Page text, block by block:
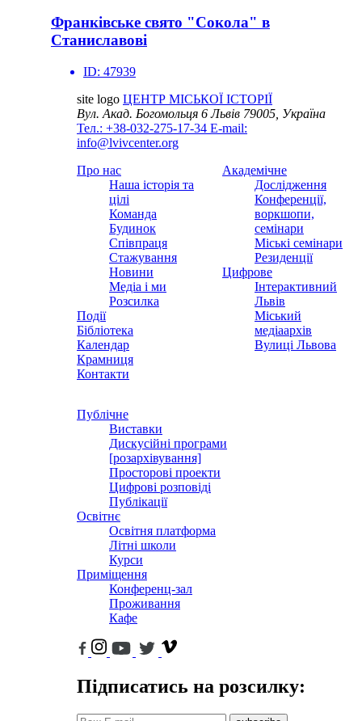
Франківське свято "Сокола" в
Станиславові
ID: 47939
site logo ЦЕНТР МІСЬКОЇ ІСТОРІЇ
Вул. Акад. Богомольця 6Львів 79005, Україна
Тел.: +38-032-275-17-34 E-mail:
info@lvivcenter.org
Про нас
Наша історія та
цілі
Команда
Будинок
Співпраця
Стажування
Новини
Медіа і ми
Розсилка
Події
Бібліотека
Календар
Крамниця
Контакти
Академічне
Дослідження
Конференції,
воркшопи,
семінари
Міські семінари
Резиденції
Цифрове
Інтерактивний
Львів
Міський
медіаархів
Вулиці Львова
Публічне
Виставки
Дискусійні програми
[розархівування]
Просторові проекти
Цифрові розповіді
Публікації
Освітнє
Освітня платформа
Літні школи
Курси
Приміщення
Конференц-зал
Проживання
Кафе
Підписатись на розсилку: